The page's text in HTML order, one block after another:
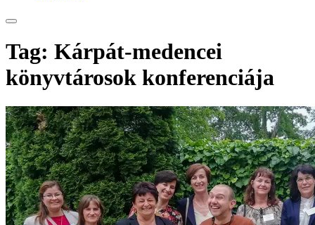
Tag: Kárpát-medencei
könyvtárosok konferenciája